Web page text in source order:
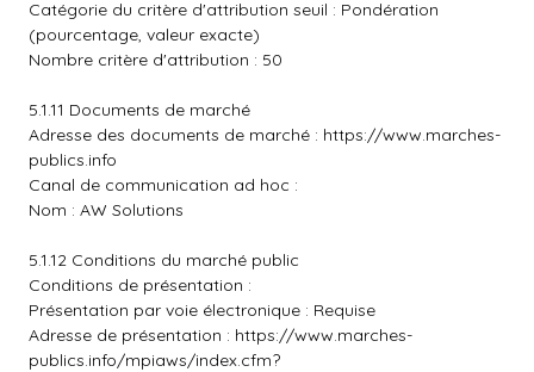
Catégorie du critère d'attribution seuil : Pondération
(pourcentage, valeur exacte)
Nombre critère d'attribution : 50
5.1.11 Documents de marché
Adresse des documents de marché : https://www.marches-
publics.info
Canal de communication ad hoc :
Nom : AW Solutions
5.1.12 Conditions du marché public
Conditions de présentation :
Présentation par voie électronique : Requise
Adresse de présentation : https://www.marches-
publics.info/mpiaws/index.cfm?